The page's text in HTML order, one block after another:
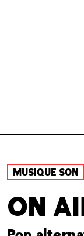
MUSIQUE SON
ON